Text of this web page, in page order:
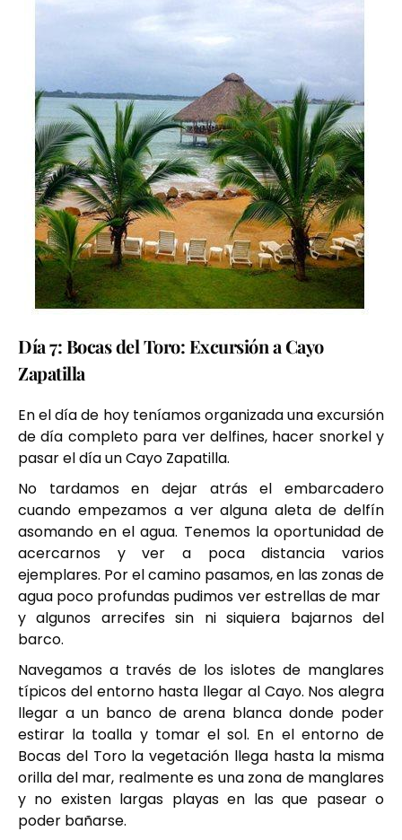
Día 7: Bocas del Toro: Excursión a Cayo
Zapatilla
En el día de hoy teníamos organizada una excursión
de día completo para ver delfines, hacer snorkel y
pasar el día un Cayo Zapatilla.
No tardamos en dejar atrás el embarcadero
cuando empezamos a ver alguna aleta de delfín
asomando en el agua. Tenemos la oportunidad de
acercarnos y ver a poca distancia varios
ejemplares. Por el camino pasamos, en las zonas de
agua poco profundas pudimos ver estrellas de mar
y algunos arrecifes sin ni siquiera bajarnos del
barco.
Navegamos a través de los islotes de manglares
típicos del entorno hasta llegar al Cayo. Nos alegra
llegar a un banco de arena blanca donde poder
estirar la toalla y tomar el sol. En el entorno de
Bocas del Toro la vegetación llega hasta la misma
orilla del mar, realmente es una zona de manglares
y no existen largas playas en las que pasear o
poder bañarse.